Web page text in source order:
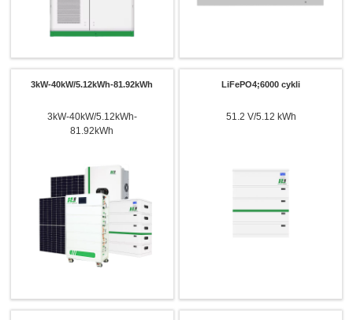
3kW-40kW/5.12kWh-81.92kWh
3kW-40kW/5.12kWh-
81.92kWh
LiFePO4;6000 cykli
51.2 V/5.12 kWh